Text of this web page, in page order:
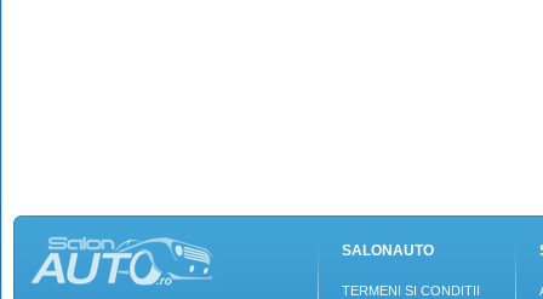
SALONAUTO
TERMENI SI CONDITII